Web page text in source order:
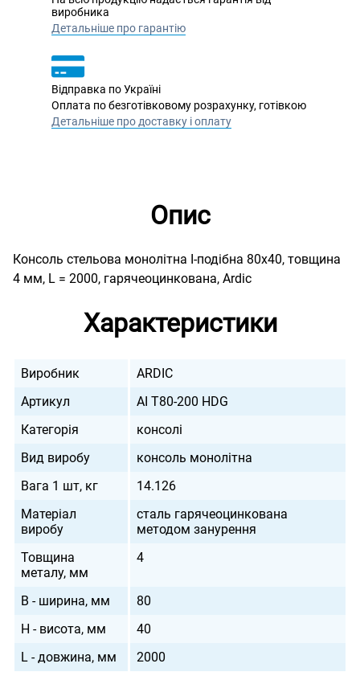
виробника
Детальніше про гарантію
Відправка по Україні
Оплата по безготівковому розрахунку, готівкою
Детальніше про доставку і оплату
Опис
Консоль стельова монолітна I-подібна 80х40, товщина
4 мм, L = 2000, гарячеоцинкована, Ardic
Характеристики
Виробник
ARDIC
Артикул
AI T80-200 HDG
Категорія
консолі
Вид виробу
консоль монолітна
Вага 1 шт, кг
14.126
Матеріал
виробу
сталь гарячеоцинкована
методом занурення
Товщина
металу, мм
4
B - ширина, мм
80
H - висота, мм
40
L - довжина, мм
2000